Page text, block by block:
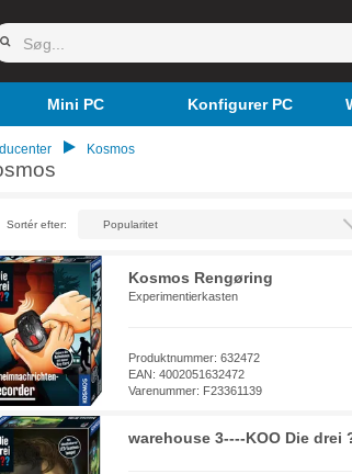
Mini PC Konfigurer PC
Kosmos
Sortér efter:
Kosmos Rengøring
Experimentierkasten
Produktnummer: 632472
EAN: 4002051632472
Varenummer: F23361139
warehouse 3----KOO Die drei